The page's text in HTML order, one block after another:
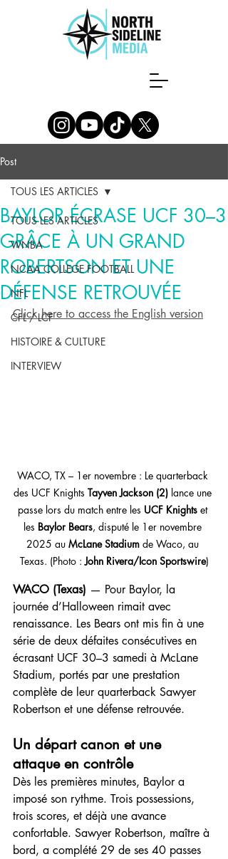
Post
TOUS LES ARTICLES
WNBA
NCAA COLLEGE FOOTBALL
NFL
CFL / LCF
HISTOIRE & CULTURE
INTERVIEW
TOUS LES ARTICLES
BAYLOR ÉCRASE UCF 30–3
GRÂCE À UN GRAND
ROBERTSON ET UNE
DÉFENSE RETROUVÉE
Click here to access the English version
WACO, TX – 1er novembre : Le quarterback
des UCF Knights Tayven Jackson (2) lance une
passe lors du match entre les UCF Knights et
les Baylor Bears, disputé le 1er novembre
2025 au McLane Stadium de Waco, au
Texas. (Photo : John Rivera/Icon Sportswire)
WACO (Texas) — Pour Baylor, la
journée d’Halloween rimait avec
renaissance. Les Bears ont mis fin à une
série de deux défaites consécutives en
écrasant UCF 30–3 samedi à McLane
Stadium, portés par une prestation
complète de leur quarterback Sawyer
Robertson et une défense retrouvée.
Un départ canon et une
attaque en contrôle
Dès les premières minutes, Baylor a
imposé son rythme. Trois possessions,
trois scores, et déjà une avance
confortable. Sawyer Robertson, maître à
bord, a complété 29 de ses 40 passes